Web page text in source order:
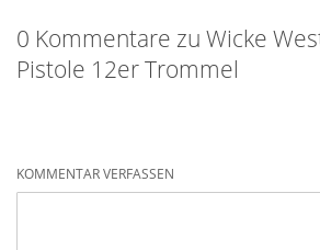
0 Kommentare zu Wicke
Pistole 12er Trommel
KOMMENTAR VERFASSEN